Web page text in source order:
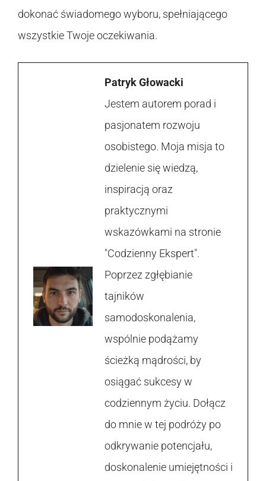
dokonać świadomego wyboru, spełniającego
wszystkie Twoje oczekiwania.
Patryk Głowacki
Jestem autorem porad i
pasjonatem rozwoju
osobistego. Moja misja to
dzielenie się wiedzą,
inspiracją oraz
praktycznymi
wskazówkami na stronie
"Codzienny Ekspert".
Poprzez zgłębianie
tajników
samodoskonalenia,
wspólnie podążamy
ścieżką mądrości, by
osiągać sukcesy w
codziennym życiu. Dołącz
do mnie w tej podróży po
odkrywanie potencjału,
doskonalenie umiejętności i